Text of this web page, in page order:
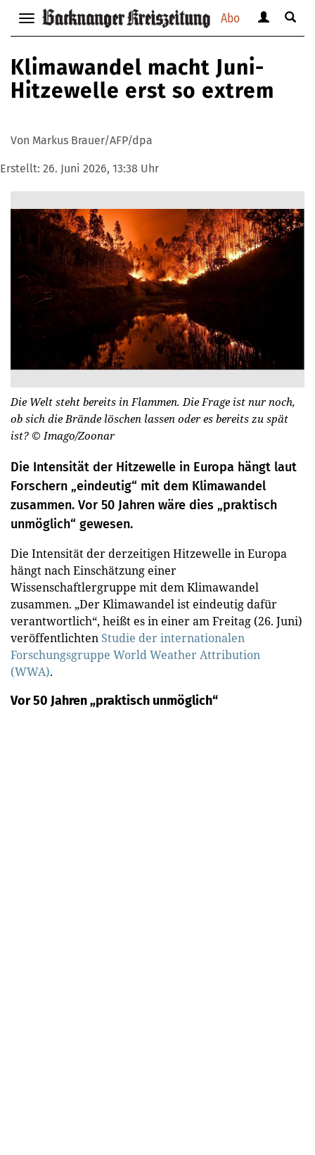
Abo
Navigation
anzeigen
bzw.
verbergen
anzeigen
verbergen
Suche
Klimawandel macht Juni-
Hitzewelle erst so extrem
Von Markus Brauer/AFP/dpa
Erstellt: 26. Juni 2026, 13:38 Uhr
Die Welt steht bereits in Flammen. Die Frage ist nur noch,
ob sich die Brände löschen lassen oder es bereits zu spät
ist? © Imago/Zoonar
Die Intensität der Hitzewelle in Europa hängt laut
Forschern „eindeutig“ mit dem Klimawandel
zusammen. Vor 50 Jahren wäre dies „praktisch
unmöglich“ gewesen.
Die Intensität der derzeitigen Hitzewelle in Europa
hängt nach Einschätzung einer
Wissenschaftlergruppe mit dem Klimawandel
zusammen. „Der Klimawandel ist eindeutig dafür
verantwortlich“, heißt es in einer am Freitag (26. Juni)
veröffentlichten Studie der internationalen
Forschungsgruppe World Weather Attribution
(WWA).
Vor 50 Jahren „praktisch unmöglich“